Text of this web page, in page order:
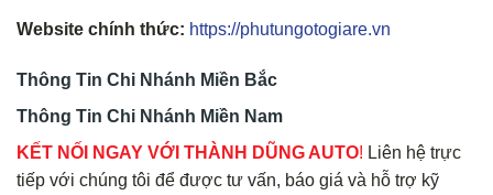
Website chính thức: https://phutungotogiare.vn
Thông Tin Chi Nhánh Miền Bắc
Thông Tin Chi Nhánh Miền Nam
KẾT NỐI NGAY VỚI THÀNH DŨNG AUTO! Liên hệ trực
tiếp với chúng tôi để được tư vấn, báo giá và hỗ trợ kỹ